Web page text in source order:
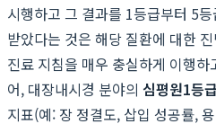
시행하고 그 결과를 1등급부터 5
받았다는 것은 해당 질환에 대한
진료 지침을 매우 충실하게 이행
어, 대장내시경 분야의 심평원1등급
지표(예: 장 정결도, 삽입 성공률,